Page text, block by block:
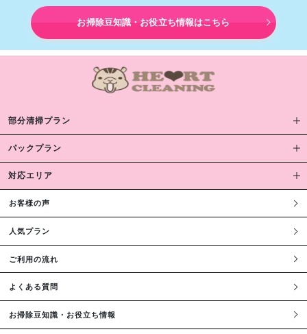
お掃除豆知識・お役立ち情報はこちら
部分清掃プラン
パックプラン
対応エリア
お客様の声
人気プラン
ご利用の流れ
よくある質問
お掃除豆知識・お役立ち情報